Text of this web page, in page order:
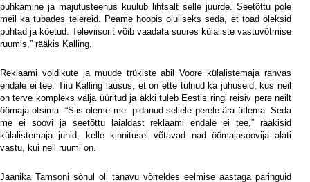
puhkamine ja majutusteenus kuulub lihtsalt selle juurde. Seetõttu pole
meil ka tubades telereid. Peame hoopis oluliseks seda, et toad oleksid
puhtad ja köetud. Televiisorit võib vaadata suures külaliste vastuvõtmise
ruumis,” rääkis Kalling.
Reklaami voldikute ja muude trükiste abil Voore külalistemaja rahvas
endale ei tee. Tiiu Kalling lausus, et on ette tulnud ka juhuseid, kus neil
on terve kompleks välja üüritud ja äkki tuleb Eestis ringi reisiv pere neilt
öömaja otsima. “Siis oleme me pidanud sellele perele ära ütlema. Seda
me ei soovi ja seetõttu laialdast reklaami endale ei tee,” rääkisid
külalistemaja juhid, kelle kinnitusel võtavad nad öömajasoovija alati
vastu, kui neil ruumi on.
Jaanika Tamsoni sõnul oli tänavu võrreldes eelmise aastaga päringuid